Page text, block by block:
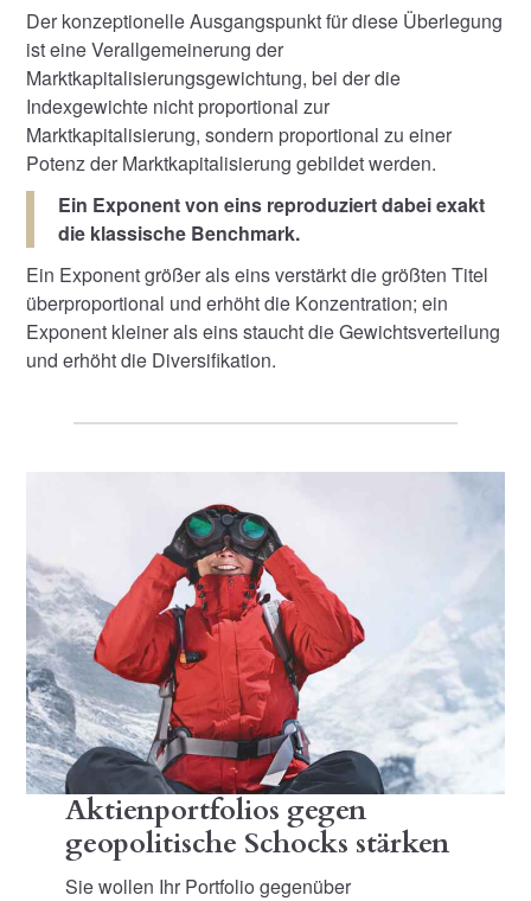
Der konzeptionelle Ausgangspunkt für diese Überlegung
ist eine Verallgemeinerung der
Marktkapitalisierungsgewichtung, bei der die
Indexgewichte nicht proportional zur
Marktkapitalisierung, sondern proportional zu einer
Potenz der Marktkapitalisierung gebildet werden.
Ein Exponent von eins reproduziert dabei exakt
die klassische Benchmark.
Ein Exponent größer als eins verstärkt die größten Titel
überproportional und erhöht die Konzentration; ein
Exponent kleiner als eins staucht die Gewichtsverteilung
und erhöht die Diversifikation.
Aktienportfolios gegen
geopolitische Schocks stärken
Sie wollen Ihr Portfolio gegenüber